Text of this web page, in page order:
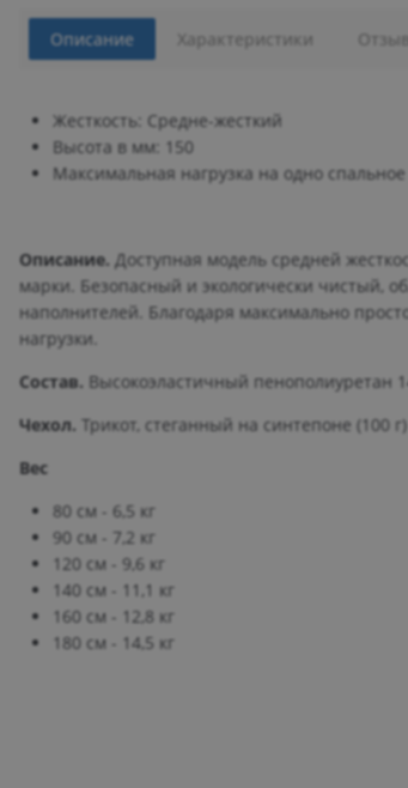
Описание
Жесткость: Средне-жесткий
Высота в мм: 150
Максимальная нагрузка на одно спальное
Описание. Доступная модель средней
марки. Безопасный и экологически чистый,
наполнителей. Благодаря максимально
нагрузки.
Состав. Высокоэластичный пенополиуретан
Чехол. Трикот, стеганный на синтепоне (100 г)
Вес
80 см - 6,5 кг
90 см - 7,2 кг
120 см - 9,6 кг
140 см - 11,1 кг
160 см - 12,8 кг
180 см - 14,5 кг
Характеристики